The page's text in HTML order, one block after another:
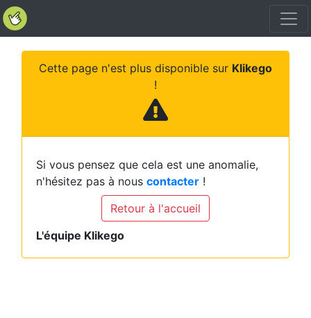
Cette page n'est plus disponible sur Klikego
!
Si vous pensez que cela est une anomalie,
n'hésitez pas à nous contacter !
Retour à l'accueil
L'équipe Klikego